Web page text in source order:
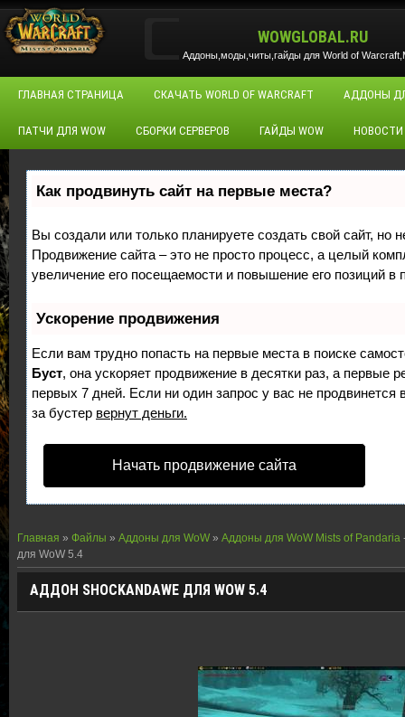
WOWGLOBAL.RU
Аддоны,моды,читы,гайды для World of
ГЛАВНАЯ СТРАНИЦА СКАЧАТЬ WORLD OF WARCRAFT АДДОНЫ
ПАТЧИ ДЛЯ WOW СБОРКИ СЕРВЕРОВ ГАЙДЫ WOW НОВОСТИ
Как продвинуть сайт на первые места?
Вы создали или только планируете создать свой сайт, но
Продвижение сайта – это не просто процесс, а целый
увеличение его посещаемости и повышение его позиций в
Ускорение продвижения
Если вам трудно попасть на первые места в поиске
Буст, она ускоряет продвижение в десятки раз, а первые
первых 7 дней. Если ни один запрос у вас не продвинется
за бустер вернут деньги.
Начать продвижение сайта
Главная » Файлы » Аддоны для WoW » Аддоны для WoW Mists of Pandaria
для WoW 5.4
АДДОН SHOCKANDAWE ДЛЯ WOW 5.4